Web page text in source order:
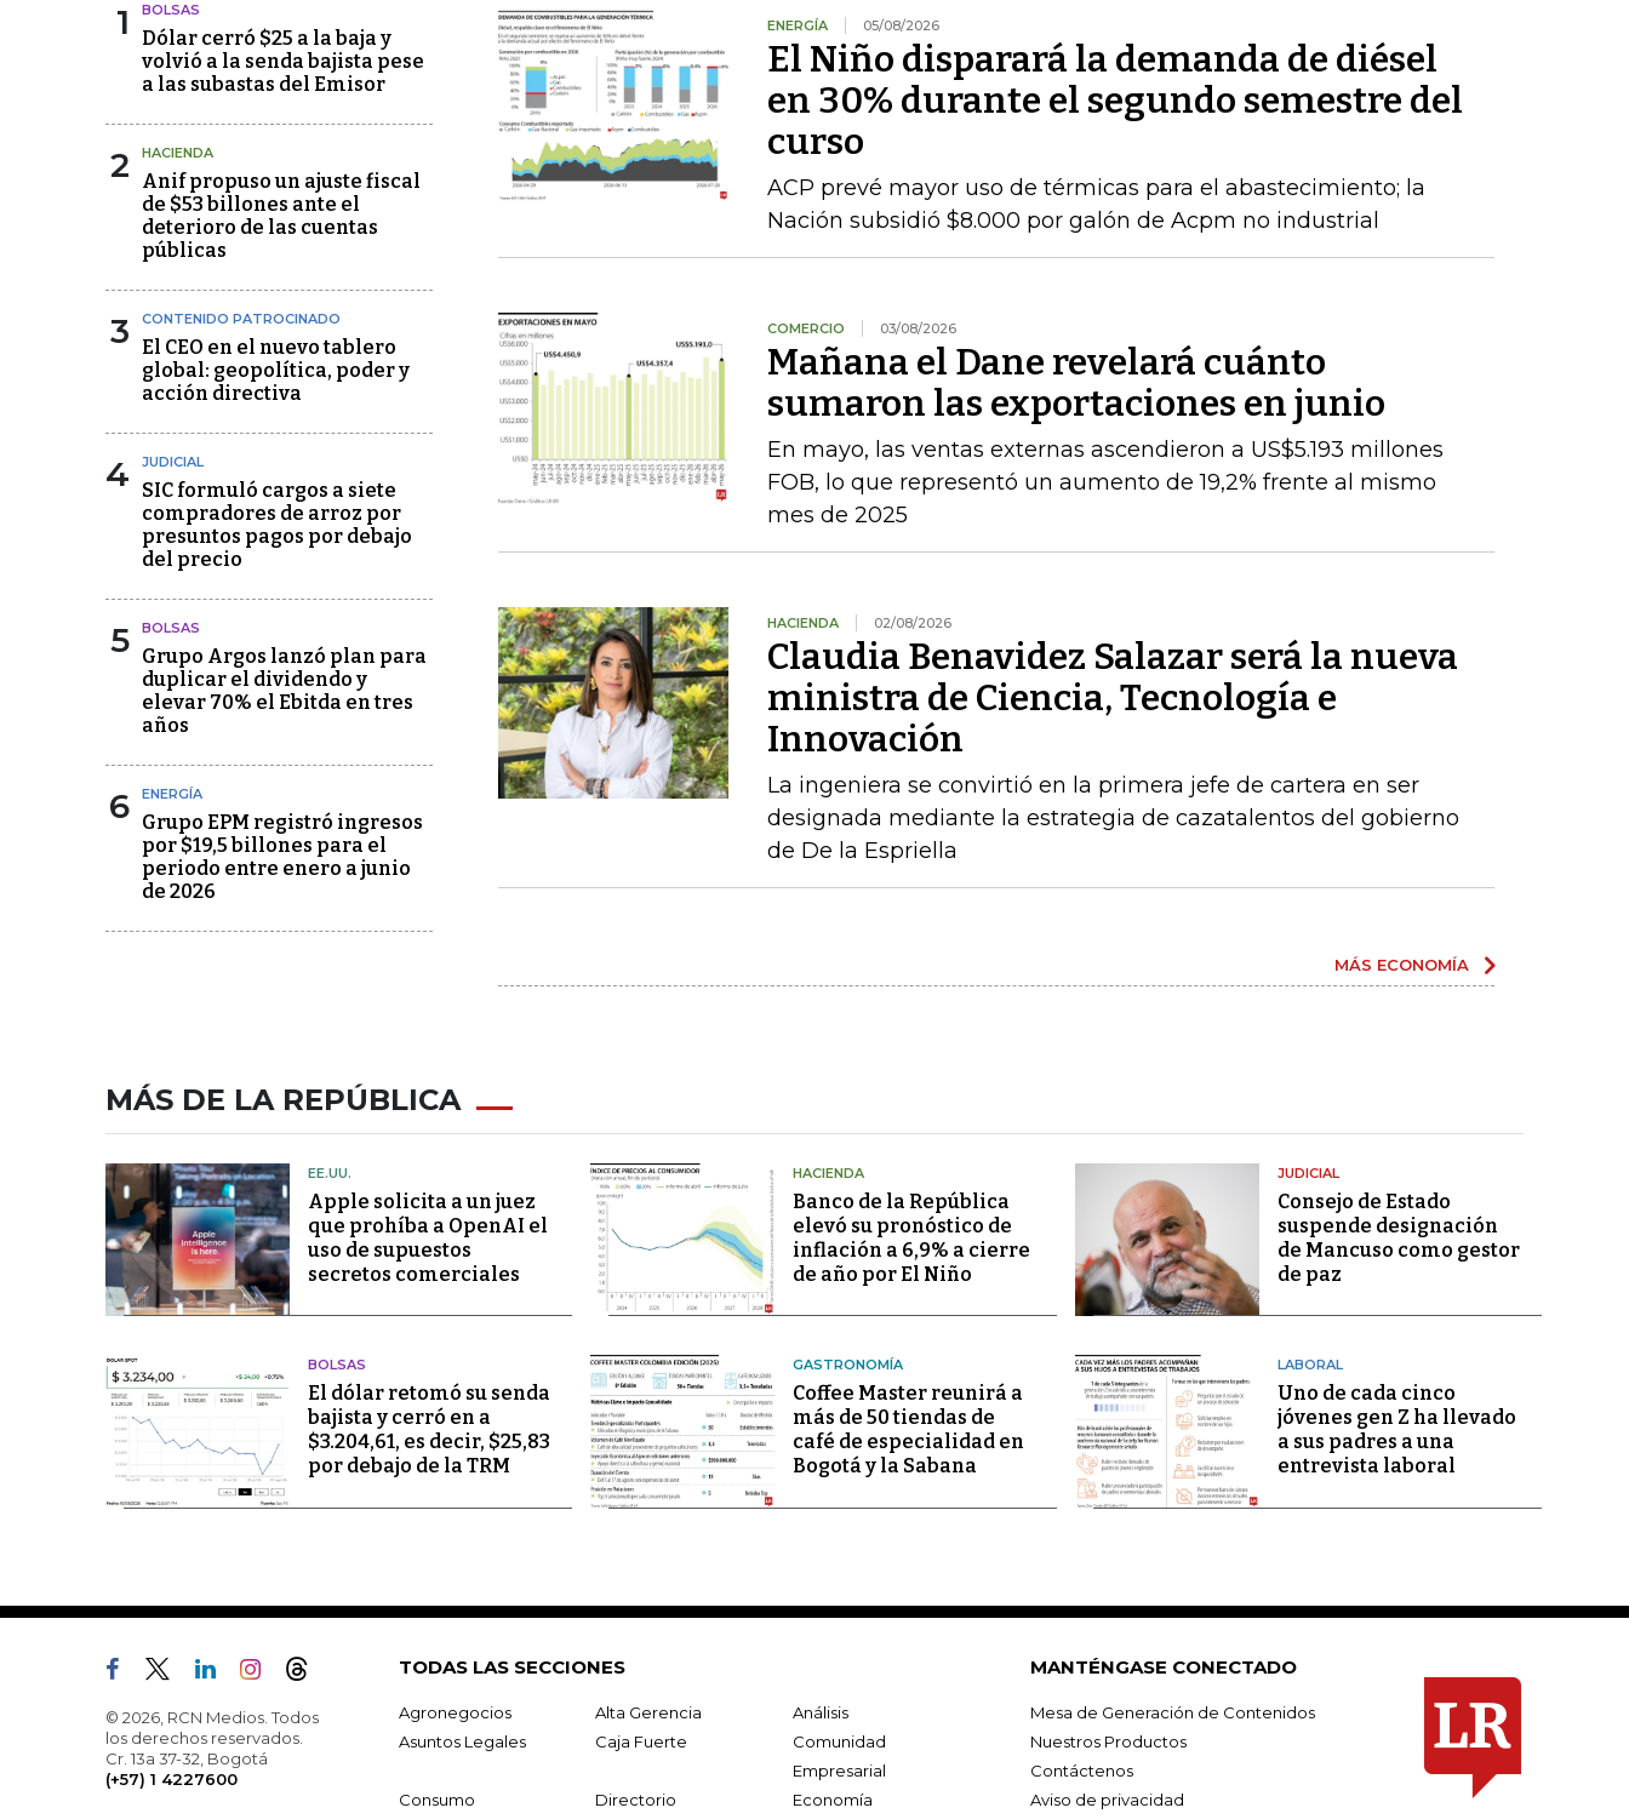
1 BOLSAS
Dólar cerró $25 a la baja y
volvió a la senda bajista pese
a las subastas del Emisor
2 HACIENDA
Anif propuso un ajuste fiscal
de $53 billones ante el
deterioro de las cuentas
públicas
3 CONTENIDO PATROCINADO
El CEO en el nuevo tablero
global: geopolítica, poder y
acción directiva
4 JUDICIAL
SIC formuló cargos a siete
compradores de arroz por
presuntos pagos por debajo
del precio
5 BOLSAS
Grupo Argos lanzó plan para
duplicar el dividendo y
elevar 70% el Ebitda en tres
años
6 ENERGÍA
Grupo EPM registró ingresos
por $19,5 billones para el
periodo entre enero a junio
de 2026
ENERGÍA 05/08/2026
El Niño disparará la demanda de diésel
en 30% durante el segundo semestre del
curso
ACP prevé mayor uso de térmicas para el abastecimiento; la
Nación subsidió $8.000 por galón de Acpm no industrial
COMERCIO 03/08/2026
Mañana el Dane revelará cuánto
sumaron las exportaciones en junio
En mayo, las ventas externas ascendieron a US$5.193 millones
FOB, lo que representó un aumento de 19,2% frente al mismo
mes de 2025
HACIENDA 02/08/2026
Claudia Benavidez Salazar será la nueva
ministra de Ciencia, Tecnología e
Innovación
La ingeniera se convirtió en la primera jefe de cartera en ser
designada mediante la estrategia de cazatalentos del gobierno
de De la Espriella
MÁS ECONOMÍA
MÁS DE LA REPÚBLICA
EE.UU.
Apple solicita a un juez
que prohíba a OpenAI el
uso de supuestos
secretos comerciales
HACIENDA
Banco de la República
elevó su pronóstico de
inflación a 6,9% a cierre
de año por El Niño
JUDICIAL
Consejo de Estado
suspende designación
de Mancuso como gestor
de paz
BOLSAS
El dólar retomó su senda
bajista y cerró en a
$3.204,61, es decir, $25,83
por debajo de la TRM
GASTRONOMÍA
Coffee Master reunirá a
más de 50 tiendas de
café de especialidad en
Bogotá y la Sabana
LABORAL
Uno de cada cinco
jóvenes gen Z ha llevado
a sus padres a una
entrevista laboral
© 2026, RCN Medios. Todos
los derechos reservados.
Cr. 13a 37-32, Bogotá
(+57) 1 4227600
TODAS LAS SECCIONES
Agronegocios Alta Gerencia
Análisis
Asuntos Legales
Caja Fuerte
Comunidad
Empresarial
Consumo
Directorio
Economía
MANTÉNGASE CONECTADO
Mesa de Generación de Contenidos
Nuestros Productos
Contáctenos
Aviso de privacidad